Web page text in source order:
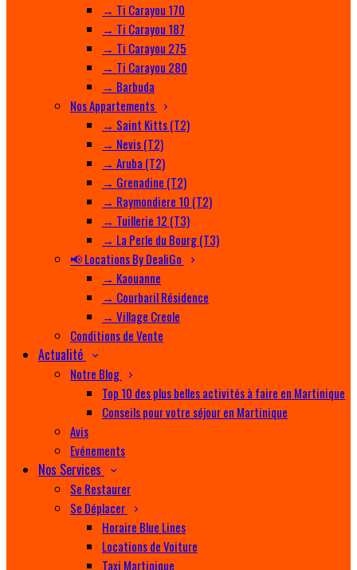
→ Ti Carayou 170
→ Ti Carayou 187
→ Ti Carayou 275
→ Ti Carayou 280
→ Barbuda
Nos Appartements
→ Saint Kitts (T2)
→ Nevis (T2)
→ Aruba (T2)
→ Grenadine (T2)
→ Raymondiere 10 (T2)
→ Tuillerie 12 (T3)
→ La Perle du Bourg (T3)
📢 Locations By DealiGo
→ Kaouanne
→ Courbaril Résidence
→ Village Creole
Conditions de Vente
Actualité
Notre Blog
Top 10 des plus belles activités à faire en Martinique
Conseils pour votre séjour en Martinique
Avis
Evénements
Nos Services
Se Restaurer
Se Déplacer
Horaire Blue Lines
Locations de Voiture
Taxi Martinique